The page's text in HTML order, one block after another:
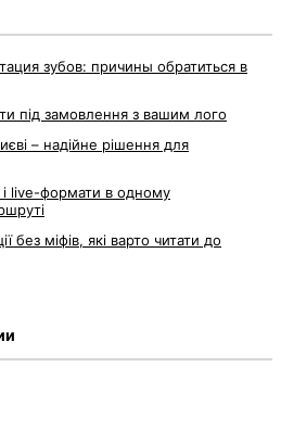
зубов: причины обратиться в
під замовлення з вашим лого
– надійне рішення для
і live-формати в одному
без міфів, які варто читати до